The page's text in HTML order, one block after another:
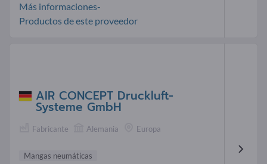
Más informaciones-
Productos de este proveedor
AIR CONCEPT Druckluft-
Systeme GmbH
Fabricante Alemania Europa
Mangas neumáticas